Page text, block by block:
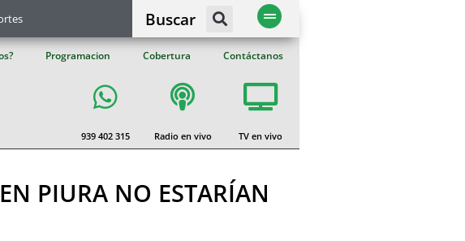
Buscar
Programacion Cobertura Contáctanos
939 402 315 Radio en vivo TV en vivo
PIURA NO ESTARÍAN